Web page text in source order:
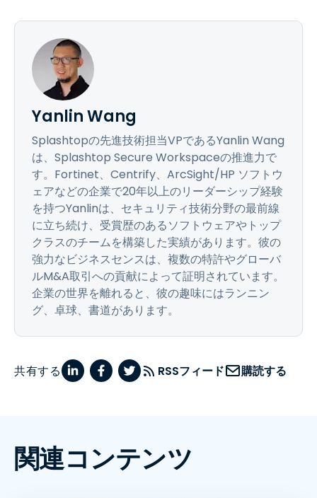
Yanlin Wang
Splashtopの先進技術担当VPであるYanlin Wang
は、Splashtop Secure Workspaceの推進力で
す。Fortinet、Centrify、ArcSight/HP ソフトウ
ェアなどの企業で20年以上のリーダーシップ経験
を持つYanlinは、セキュリティ技術分野の最前線
に立ち続け、受賞歴のあるソフトウェアやトップ
クラスのチームを構築した実績があります。彼の
強力なビジネスセンスは、複数の特許やグローバ
ルM&A取引への貢献によって証明されています。
企業の世界を離れると、彼の趣味にはランニン
グ、卓球、書道があります。
共有する RSSフィード 購読する
関連コンテンツ